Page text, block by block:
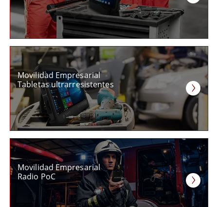
Movilidad Empresarial
Tabletas ultrarresistentes
Movilidad Empresarial
Radio PoC